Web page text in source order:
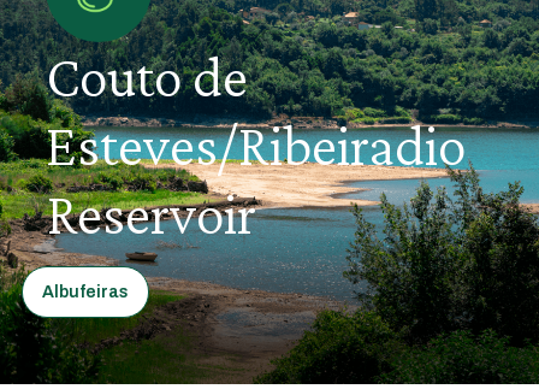
Couto de
Esteves/Ribeiradio
Reservoir
Albufeiras